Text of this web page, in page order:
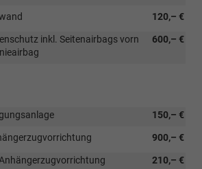
120,– €
600,– €
inkl. Seitenairbags vorn
150,– €
900,– €
210,– €